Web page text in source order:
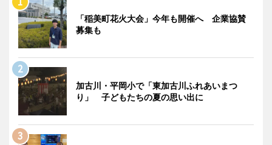
「稲美町花火大会」今年も開催へ 企業協賛
募集も
加古川・平岡小で「東加古川ふれあいまつ
り」 子どもたちの夏の思い出に